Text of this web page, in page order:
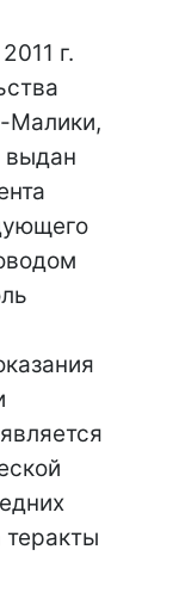
г.
Малики,
выдан
теракты